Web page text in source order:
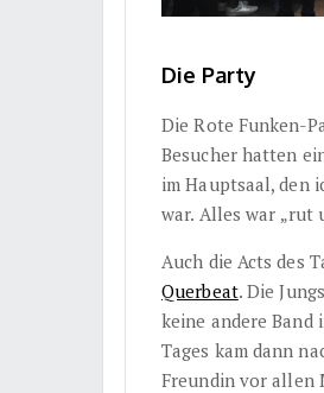
Die Party
Die Rote Funken-
Besucher hatten
im Hauptsaal, den
war. Alles war „rut
Auch die Acts des
Querbeat. Die
keine andere Band
Tages kam dann
Freundin vor allen